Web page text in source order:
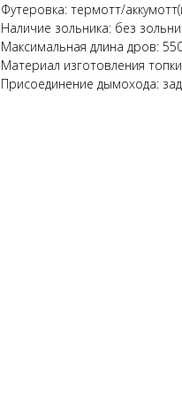
Футеровка: термотт/
Наличие зольника: без
Максимальная длина дров:
Материал изготовления
Присоединение дымохода: